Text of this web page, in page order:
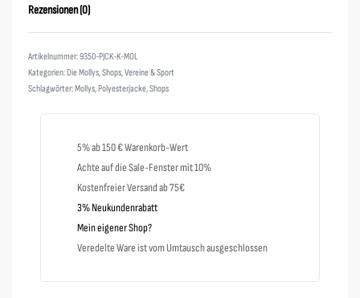
Rezensionen (0)
9350-PJCK-K-MOL
Kategorien:Die Mollys,Shops,Vereine & Sport
Schlagwörter:Mollys,Polyesterjacke,Shops
5% ab 150 € Warenkorb-Wert
Achte auf die Sale-Fenster mit 10%
Kostenfreier Versand ab 75€
3% Neukundenrabatt
Mein eigener Shop?
Veredelte Ware ist vom Umtausch ausgeschlossen